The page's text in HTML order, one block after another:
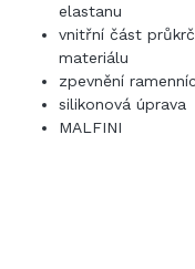
elastanu
vnitřní část
materiálu
zpevnění
silikonová úprava
MALFINI